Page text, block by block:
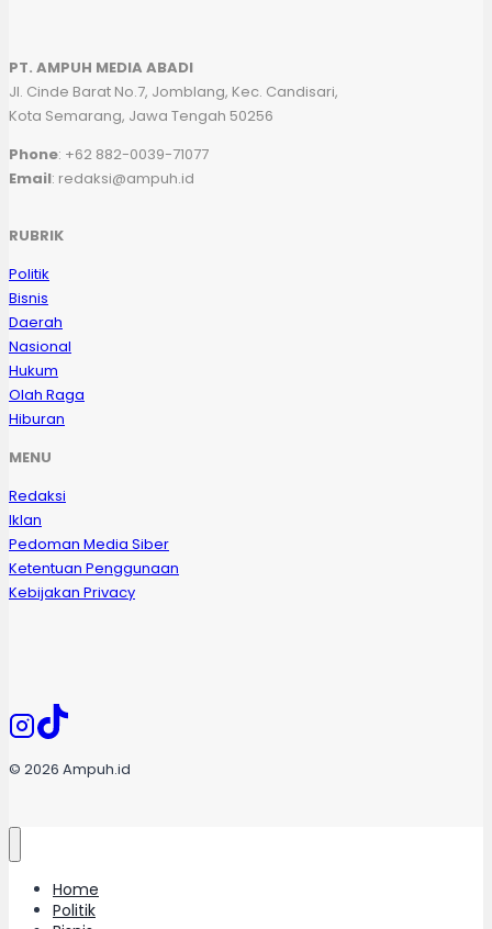
PT. AMPUH MEDIA ABADI
Jl. Cinde Barat No.7, Jomblang, Kec. Candisari,
Kota Semarang, Jawa Tengah 50256
Phone: +62 882-0039-71077
Email: redaksi@ampuh.id
RUBRIK
Politik
Bisnis
Daerah
Nasional
Hukum
Olah Raga
Hiburan
MENU
Redaksi
Iklan
Pedoman Media Siber
Ketentuan Penggunaan
Kebijakan Privacy
© 2026 Ampuh.id
Home
Politik